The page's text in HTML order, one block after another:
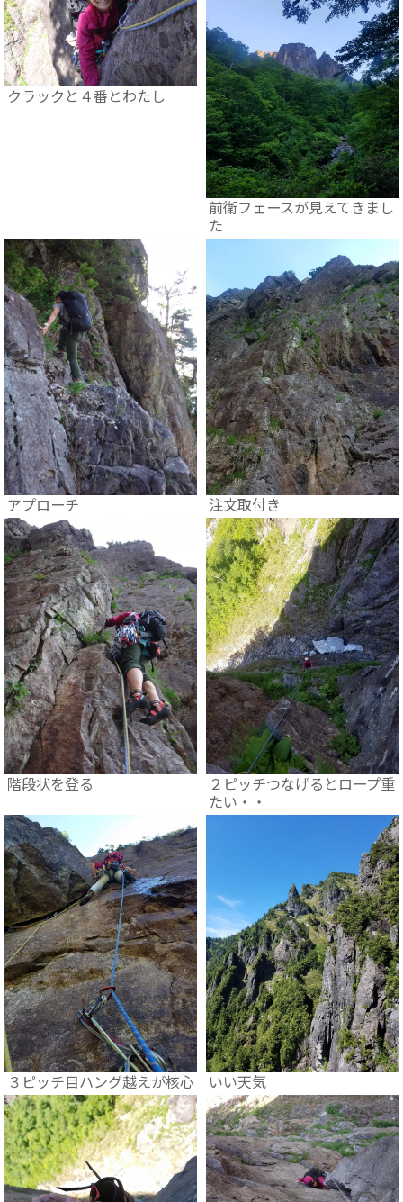
クラックと４番とわたし
前衛フェースが見えてきまし
た
アプローチ 注文取付き
階段状を登る
２ピッチつなげるとロープ重
たい・・
３ピッチ目ハング越えが核心 いい天気